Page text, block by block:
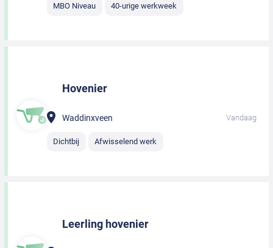
MBO Niveau 40-urige werkweek
Hovenier
Waddinxveen Vandaag
Dichtbij Afwisselend werk
Leerling hovenier